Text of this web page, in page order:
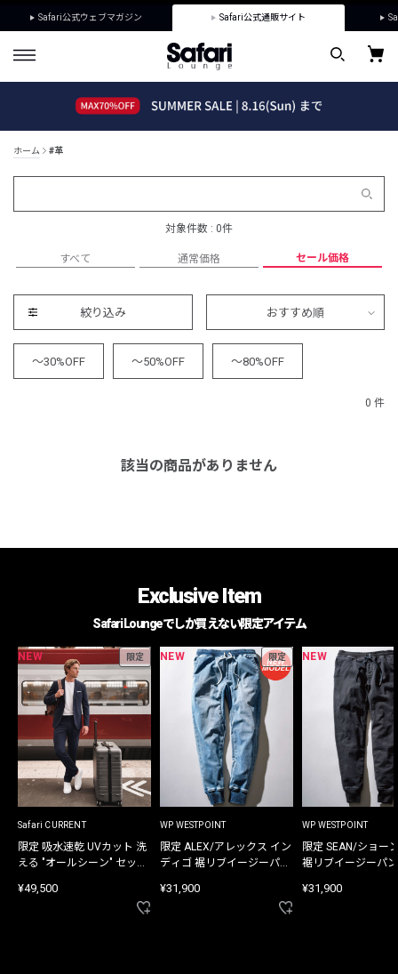
Safari公式ウェブマガジン Safari公式通販サイト
ホーム #革
対象件数 : 0件
すべて 通常価格 セール価格
絞り込み おすすめ順
～30%OFF ～50%OFF ～80%OFF
0 件
該当の商品がありません
Exclusive Item
Safari Loungeでしか買えない限定アイテム
NEW 限定
Safari CURRENT
限定 吸水速乾 UVカット 洗
える "オールシーン" セット
¥49,500
NEW 限定
WP WESTPOINT
限定 ALEX/アレックス イン
ディゴ 裾リブイージーパン
¥31,900
NEW
WP WESTPOINT
限定 SEAN/ショー
裾リブイージーパ
¥31,900